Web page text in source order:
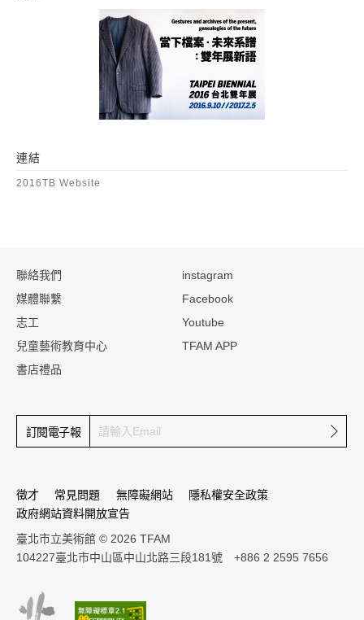
連結
2016TB Website
聯絡我們
媒體聯繫
志工
兒童藝術教育中心
書店禮品
instagram
Facebook
Youtube
TFAM APP
訂閱電子報 確定
徵才 常見問題 無障礙網站
隱私權安全政策
政府網站資料開放宣告
臺北市立美術館 © 2026 TFAM
104227臺北市中山區中山北路三段181號 +886 2 2595 7656